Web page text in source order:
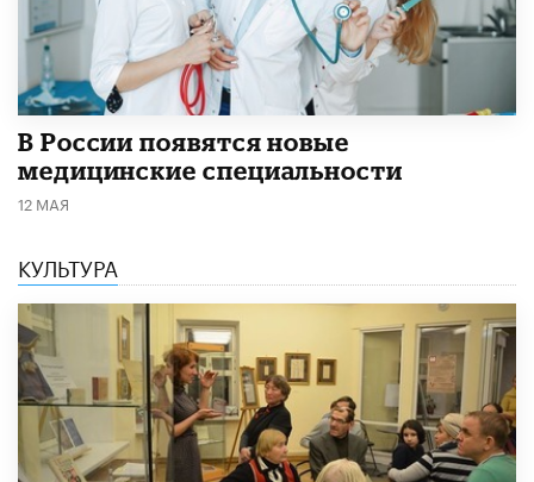
В России появятся новые
медицинские специальности
12 МАЯ
КУЛЬТУРА